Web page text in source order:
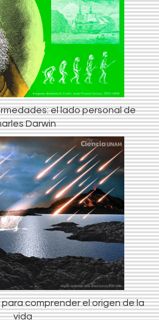
el lado personal de
Darwin
comprender el origen de la
vida